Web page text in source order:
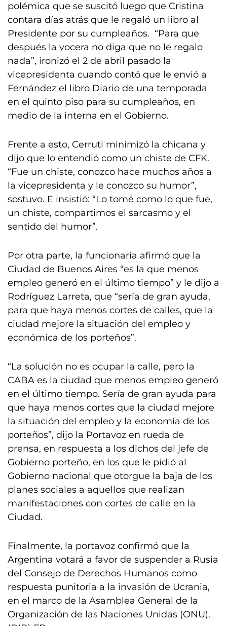
polémica que se suscitó luego que Cristina
contara días atrás que le regaló un libro al
Presidente por su cumpleaños. “Para que
después la vocera no diga que no le regalo
nada”, ironizó el 2 de abril pasado la
vicepresidenta cuando contó que le envió a
Fernández el libro Diario de una temporada
en el quinto piso para su cumpleaños, en
medio de la interna en el Gobierno.
Frente a esto, Cerruti minimizó la chicana y
dijo que lo entendió como un chiste de CFK.
“Fue un chiste, conozco hace muchos años a
la vicepresidenta y le conozco su humor”,
sostuvo. E insistió: “Lo tomé como lo que fue,
un chiste, compartimos el sarcasmo y el
sentido del humor”.
Por otra parte, la funcionaria afirmó que la
Ciudad de Buenos Aires “es la que menos
empleo generó en el último tiempo” y le dijo a
Rodríguez Larreta, que “sería de gran ayuda,
para que haya menos cortes de calles, que la
ciudad mejore la situación del empleo y
económica de los porteños”.
“La solución no es ocupar la calle, pero la
CABA es la ciudad que menos empleo generó
en el último tiempo. Sería de gran ayuda para
que haya menos cortes que la ciudad mejore
la situación del empleo y la economía de los
porteños”, dijo la Portavoz en rueda de
prensa, en respuesta a los dichos del jefe de
Gobierno porteño, en los que le pidió al
Gobierno nacional que otorgue la baja de los
planes sociales a aquellos que realizan
manifestaciones con cortes de calle en la
Ciudad.
Finalmente, la portavoz confirmó que la
Argentina votará a favor de suspender a Rusia
del Consejo de Derechos Humanos como
respuesta punitoria a la invasión de Ucrania,
en el marco de la Asamblea General de la
Organización de las Naciones Unidas (ONU).